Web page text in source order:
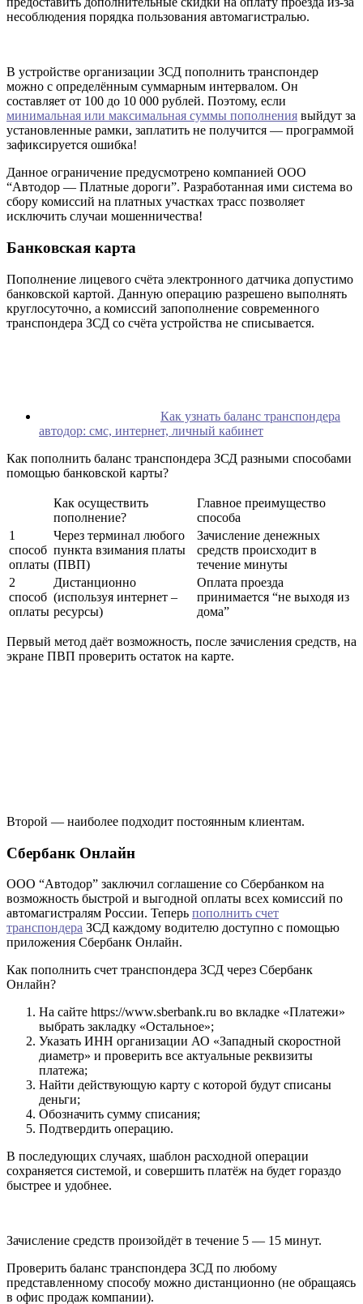
несоблюдения порядка пользования автомагистралью.
В устройстве организации ЗСД пополнить транспондер
можно с определённым суммарным интервалом. Он
составляет от 100 до 10 000 рублей. Поэтому, если
минимальная или максимальная суммы пополнения выйдут за
установленные рамки, заплатить не получится — программой
зафиксируется ошибка!
Данное ограничение предусмотрено компанией ООО
“Автодор — Платные дороги”. Разработанная ими система во
сбору комиссий на платных участках трасс позволяет
исключить случаи мошенничества!
Банковская карта
Пополнение лицевого счёта электронного датчика допустимо
банковской картой. Данную операцию разрешено выполнять
круглосуточно, а комиссий запополнение современного
транспондера ЗСД со счёта устройства не списывается.
Как узнать баланс транспондера
автодор: смс, интернет, личный кабинет
Как пополнить баланс транспондера ЗСД разными способами
помощью банковской карты?
Как осуществить
пополнение?
Главное преимущество
способа
1
способ
оплаты
Через терминал любого
пункта взимания платы
(ПВП)
Зачисление денежных
средств происходит в
течение минуты
2
способ
оплаты
Дистанционно
(используя интернет –
ресурсы)
Оплата проезда
принимается “не выходя из
дома”
Первый метод даёт возможность, после зачисления средств, на
экране ПВП проверить остаток на карте.
Второй — наиболее подходит постоянным клиентам.
Сбербанк Онлайн
ООО “Автодор” заключил соглашение со Сбербанком на
возможность быстрой и выгодной оплаты всех комиссий по
автомагистралям России. Теперь пополнить счет
транспондера ЗСД каждому водителю доступно с помощью
приложения Сбербанк Онлайн.
Как пополнить счет транспондера ЗСД через Сбербанк
Онлайн?
На сайте https://www.sberbank.ru во вкладке «Платежи»
выбрать закладку «Остальное»;
Указать ИНН организации АО «Западный скоростной
диаметр» и проверить все актуальные реквизиты
платежа;
Найти действующую карту с которой будут списаны
деньги;
Обозначить сумму списания;
Подтвердить операцию.
В последующих случаях, шаблон расходной операции
сохраняется системой, и совершить платёж на будет гораздо
быстрее и удобнее.
Зачисление средств произойдёт в течение 5 — 15 минут.
Проверить баланс транспондера ЗСД по любому
представленному способу можно дистанционно (не обращаясь
в офис продаж компании).